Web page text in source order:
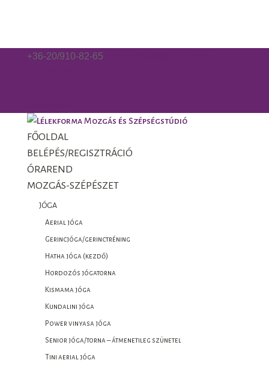
+36-20/910-82-65
FŐOLDAL
BELÉPÉS/REGISZTRÁCIÓ
ÓRAREND
MOZGÁS-SZÉPÉSZET
JÓGA
Aerial jóga
Gerincjóga/gerinctréning
Hatha jóga (kezdő)
Hordozós jógatorna
Kismama jóga
Kundalini jóga
Power vinyasa jóga
Senior jóga/torna – átmenetileg szünetel
Tini aerial jóga